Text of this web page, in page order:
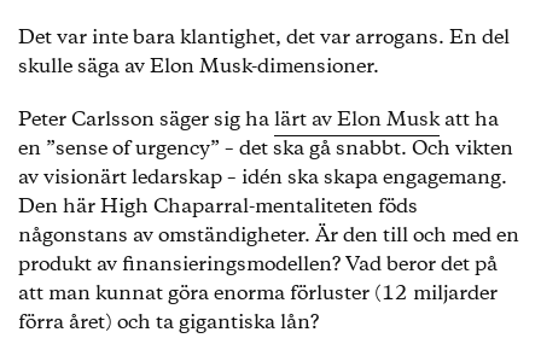
Det var inte bara klantighet, det var arrogans. En del
skulle säga av Elon Musk-dimensioner.
Peter Carlsson säger sig halärt av Elon Muskatt ha
en ”sense of urgency” – det ska gå snabbt. Och vikten
av visionärt ledarskap – idén ska skapa engagemang.
Den här High Chaparral-mentaliteten föds
någonstans av omständigheter. Är den till och med en
produkt av finansieringsmodellen? Vad beror det på
att man kunnat göra enorma förluster (12 miljarder
förra året) och ta gigantiska lån?